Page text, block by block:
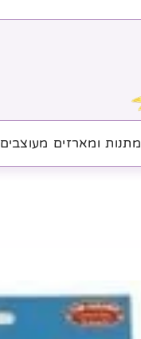
מתנות ומארזים מעוצבים